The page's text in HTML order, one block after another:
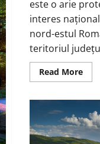
este o arie
interes
nord-estul
teritoriul
Read MoreRead
more